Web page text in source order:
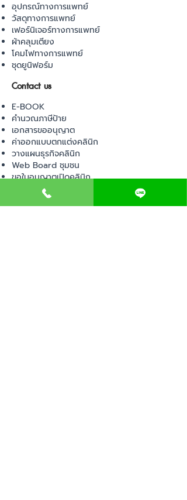
อุปกรณ์ทางการแพทย์
วัสดุทางการแพทย์
เฟอร์นิเจอร์ทางการแพทย์
ผ้าคลุมเตียง
โคมไฟทางการแพทย์
ชุดยูนิฟอร์ม
Contact us
E-BOOK
คำนวณภาษีป้าย
เอกสารขออนุญาต
ค่าออกแบบตกแต่งคลินิก
วางแผนธุรกิจคลินิก
Web Board ชุมชน
ขอใบอนุญาตเปิดคลินิก
ภาษีธุรกิจคลินิก
ตรวจสอบรายชื่อแพทย์